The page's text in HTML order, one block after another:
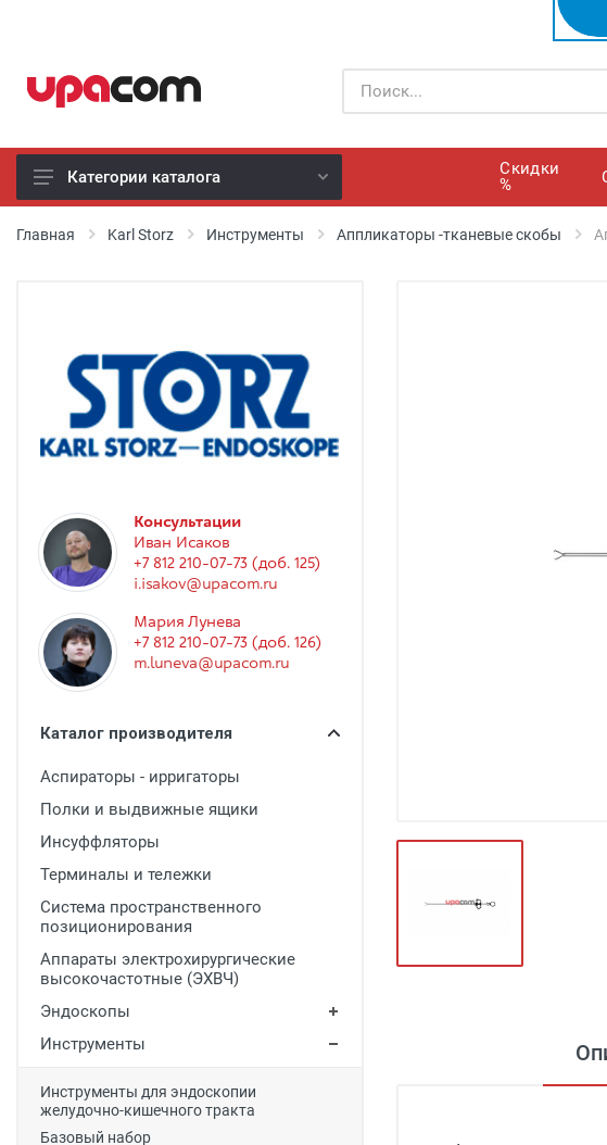
Б/У оборудование
Реанимация
Неонатология
Хирургия
Эндоскопия
Функциональная диагностика
Урология
Дезинфекция и стерилизация
Расходные материалы
Оториноларингология
Вспомогательное оборудование
Ветеринария
Стоматологическое оборудование
Лабораторное оборудование
Прачечное оборудование
Категории каталога
Скидки
%
Главная Karl Storz Инструменты Аппликаторы -тканевые скобы
Консультации
Иван Исаков
+7 812 210-07-73 (доб. 125)
i.isakov@upacom.ru
Мария Лунева
+7 812 210-07-73 (доб. 126)
m.luneva@upacom.ru
Каталог производителя
Аспираторы - ирригаторы
Полки и выдвижные ящики
Инсуффляторы
Терминалы и тележки
Система пространственного
позиционирования
Аппараты электрохирургические
высокочастотные (ЭХВЧ)
Эндоскопы
Инструменты
Инструменты для эндоскопии
желудочно-кишечного тракта
Базовый набор